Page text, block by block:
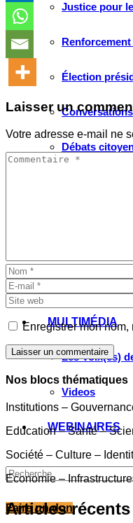
Justice pour
Élection
Débats
Protection
Valorisation
Entretiens
Le partenariat
MULTIMÉDIA
Les Voix(es)
Videos
WEBINAIRES
Faire un don
Laisser un
Votre adresse e-mail ne
Enregistrer mon
Laisser un commentaire
Nos blocs thématiques
Institutions –
Education – Santé –
Société – Culture –
Economie –
Articles récents